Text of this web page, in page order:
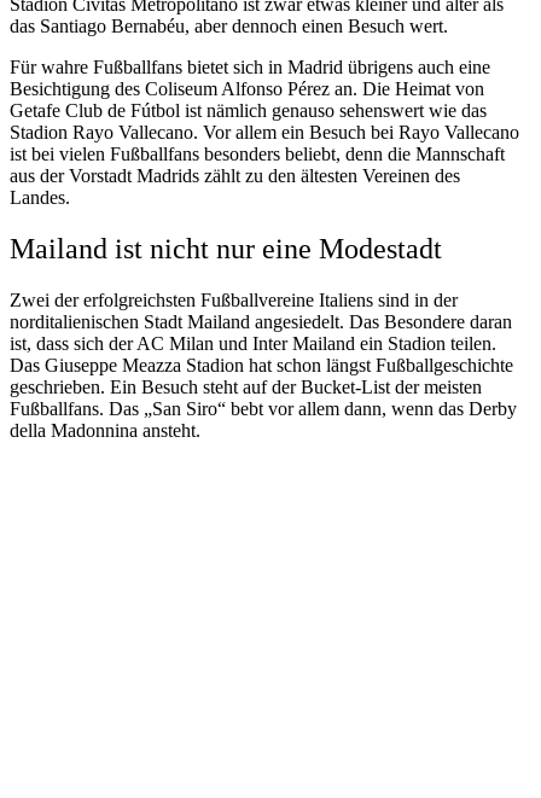
Stadion Cívitas Metropolitano ist zwar etwas kleiner und älter als
das Santiago Bernabéu, aber dennoch einen Besuch wert.
Für wahre Fußballfans bietet sich in Madrid übrigens auch eine
Besichtigung des Coliseum Alfonso Pérez an. Die Heimat von
Getafe Club de Fútbol ist nämlich genauso sehenswert wie das
Stadion Rayo Vallecano. Vor allem ein Besuch bei Rayo Vallecano
ist bei vielen Fußballfans besonders beliebt, denn die Mannschaft
aus der Vorstadt Madrids zählt zu den ältesten Vereinen des
Landes.
Mailand ist nicht nur eine Modestadt
Zwei der erfolgreichsten Fußballvereine Italiens sind in der
norditalienischen Stadt Mailand angesiedelt. Das Besondere daran
ist, dass sich der AC Milan und Inter Mailand ein Stadion teilen.
Das Giuseppe Meazza Stadion hat schon längst Fußballgeschichte
geschrieben. Ein Besuch steht auf der Bucket-List der meisten
Fußballfans. Das „San Siro“ bebt vor allem dann, wenn das Derby
della Madonnina ansteht.